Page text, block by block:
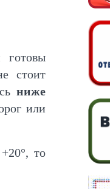
готовы
стоит
ниже
или
то